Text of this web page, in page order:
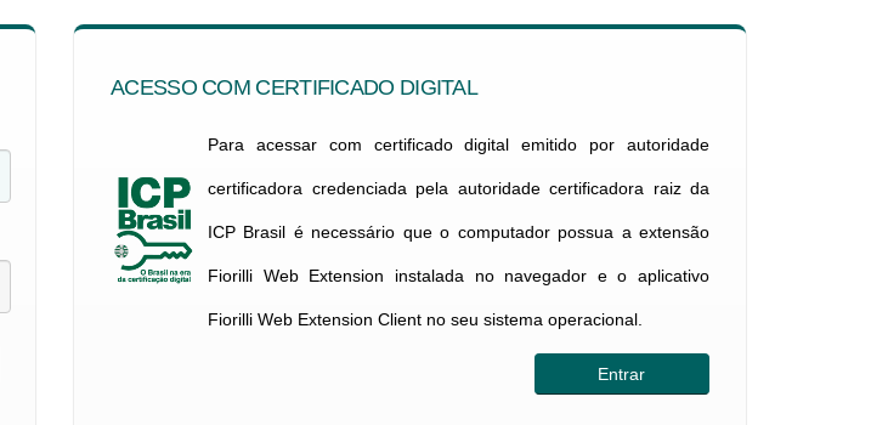
ACESSO COM CERTIFICADO DIGITAL
Para acessar com certificado digital emitido por autoridade
certificadora credenciada pela autoridade certificadora raiz da
ICP Brasil é necessário que o computador possua a extensão
Fiorilli Web Extension instalada no navegador e o aplicativo
Fiorilli Web Extension Client no seu sistema operacional.